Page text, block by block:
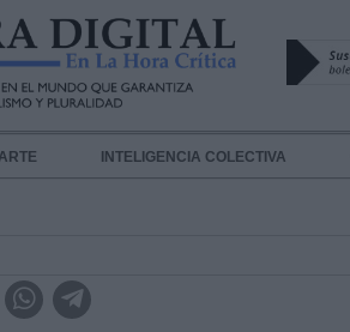
INTELIGENCIA COLECTIVA